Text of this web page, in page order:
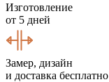
Изготовление
от 5 дней
Замер, дизайн
и доставка бесплатно